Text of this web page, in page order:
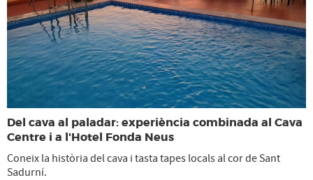
Del cava al paladar: experiència combinada al Cava
Centre i a l'Hotel Fonda Neus
Coneix la història del cava i tasta tapes locals al cor de Sant
Sadurní.